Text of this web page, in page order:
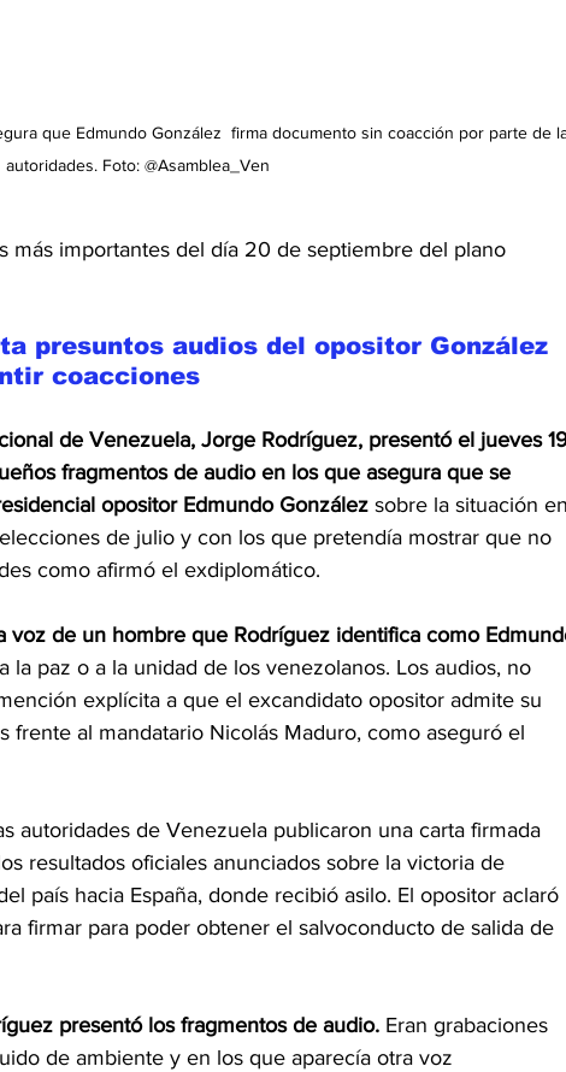
que Edmundo González  firma documento sin coacción por parte de
autoridades. Foto: @Asamblea_Ven
más importantes del día 20 de septiembre del plano
presuntos audios del opositor González
coacciones
de Venezuela, Jorge Rodríguez, presentó el jueves
fragmentos de audio en los que asegura que se
opositor Edmundo González sobre la situación
de julio y con los que pretendía mostrar que no
como afirmó el exdiplomático.
voz de un hombre que Rodríguez identifica como
la paz o a la unidad de los venezolanos. Los audios, no
explícita a que el excandidato opositor admite su
frente al mandatario Nicolás Maduro, como aseguró el
autoridades de Venezuela publicaron una carta firmada
resultados oficiales anunciados sobre la victoria de
país hacia España, donde recibió asilo. El opositor aclaró
firmar para poder obtener el salvoconducto de salida de
presentó los fragmentos de audio. Eran grabaciones
de ambiente y en los que aparecía otra voz